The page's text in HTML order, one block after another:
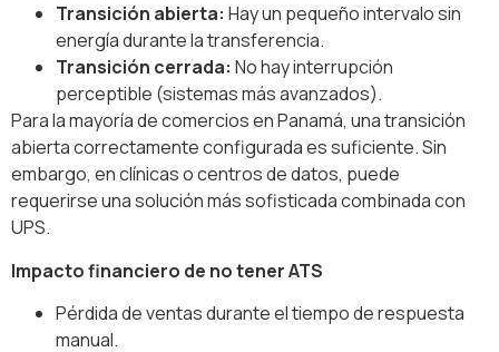
Transición abierta: Hay un pequeño intervalo sin
energía durante la transferencia.
Transición cerrada: No hay interrupción
perceptible (sistemas más avanzados).
Para la mayoría de comercios en Panamá, una transición
abierta correctamente configurada es suficiente. Sin
embargo, en clínicas o centros de datos, puede
requerirse una solución más sofisticada combinada con
UPS.
Impacto financiero de no tener ATS
Pérdida de ventas durante el tiempo de respuesta
manual.